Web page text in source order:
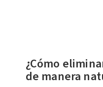
¿Cómo
de manera